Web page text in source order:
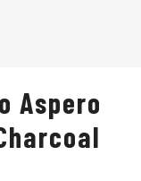
Aspero